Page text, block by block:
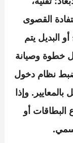
القصوى
البديل يتم
خطوة وصيانة
ضبط نظام دخول
وإذا
البطاقات أو